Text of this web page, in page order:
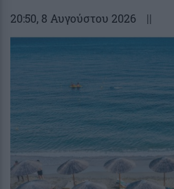
20:50, 8 Αυγούστου 2026 ||